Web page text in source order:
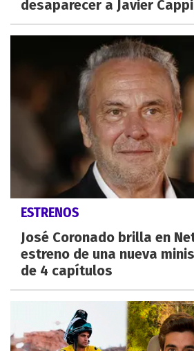
desaparecer a Javier
ESTRENOS
José Coronado brilla en
estreno de una nueva
de 4 capítulos